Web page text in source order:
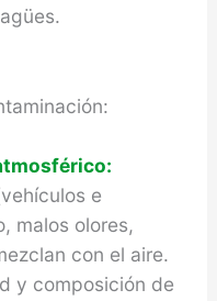
e
malos olores,
con el aire.
y composición de